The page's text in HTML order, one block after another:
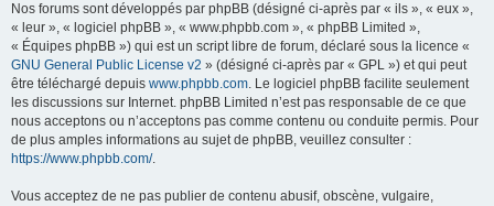
Nos forums sont développés par phpBB (désigné ci-après par « ils », « eux »,
« leur », « logiciel phpBB », « www.phpbb.com », « phpBB Limited »,
« Équipes phpBB ») qui est un script libre de forum, déclaré sous la licence «
GNU General Public License v2 » (désigné ci-après par « GPL ») et qui peut
être téléchargé depuis www.phpbb.com. Le logiciel phpBB facilite seulement
les discussions sur Internet. phpBB Limited n’est pas responsable de ce que
nous acceptons ou n’acceptons pas comme contenu ou conduite permis. Pour
de plus amples informations au sujet de phpBB, veuillez consulter :
https://www.phpbb.com/.
Vous acceptez de ne pas publier de contenu abusif, obscène, vulgaire,